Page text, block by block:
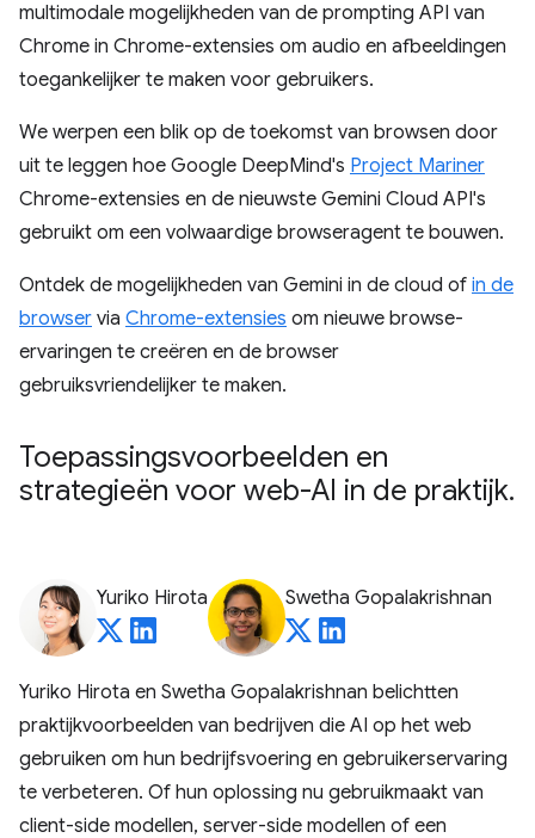
multimodale mogelijkheden van de prompting API van
Chrome in Chrome-extensies om audio en afbeeldingen
toegankelijker te maken voor gebruikers.
We werpen een blik op de toekomst van browsen door
uit te leggen hoe Google DeepMind's Project Mariner
Chrome-extensies en de nieuwste Gemini Cloud API's
gebruikt om een ​​volwaardige browseragent te bouwen.
Ontdek de mogelijkheden van Gemini in de cloud of in de
browser via Chrome-extensies om nieuwe browse-
ervaringen te creëren en de browser
gebruiksvriendelijker te maken.
Toepassingsvoorbeelden en
strategieën voor web-AI in de praktijk.
Yuriko Hirota Swetha Gopalakrishnan
Yuriko Hirota en Swetha Gopalakrishnan belichtten
praktijkvoorbeelden van bedrijven die AI op het web
gebruiken om hun bedrijfsvoering en gebruikerservaring
te verbeteren. Of hun oplossing nu gebruikmaakt van
client-side modellen, server-side modellen of een